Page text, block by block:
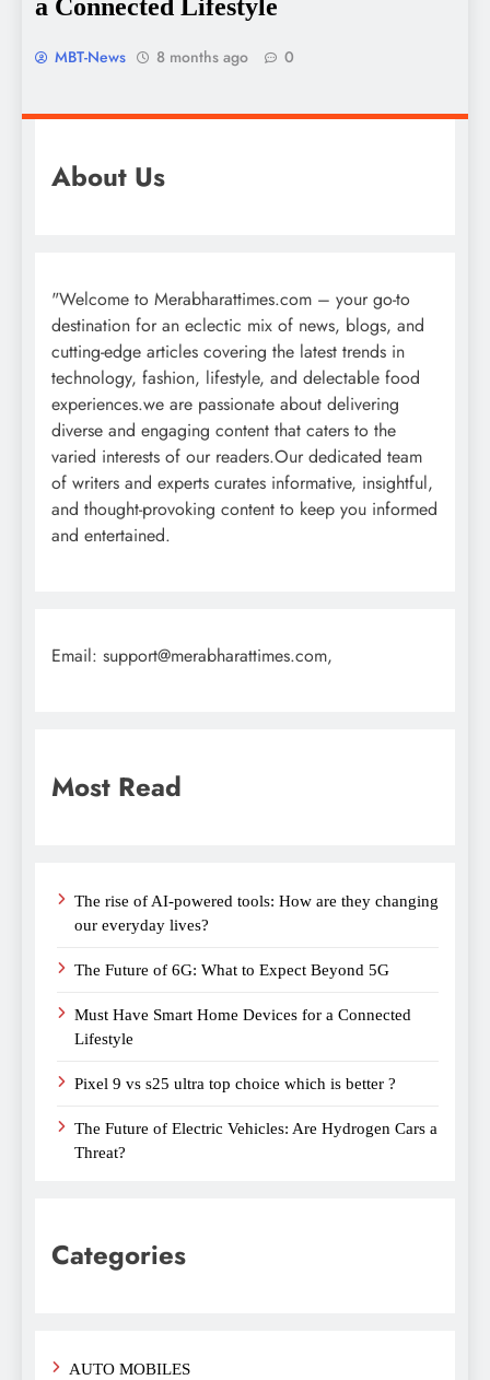
a Connected Lifestyle
MBT-News 8 months ago 0
About Us
"Welcome to Merabharattimes.com – your go-to
destination for an eclectic mix of news, blogs, and
cutting-edge articles covering the latest trends in
technology, fashion, lifestyle, and delectable food
experiences.we are passionate about delivering
diverse and engaging content that caters to the
varied interests of our readers.Our dedicated team
of writers and experts curates informative, insightful,
and thought-provoking content to keep you informed
and entertained.
Email: support@merabharattimes.com,
Most Read
The rise of AI-powered tools: How are they changing
our everyday lives?
The Future of 6G: What to Expect Beyond 5G
Must Have Smart Home Devices for a Connected
Lifestyle
Pixel 9 vs s25 ultra top choice which is better ?
The Future of Electric Vehicles: Are Hydrogen Cars a
Threat?
Categories
AUTO MOBILES